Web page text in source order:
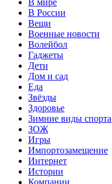
В мире
В России
Вещи
Военные новости
Волейбол
Гаджеты
Дети
Дом и сад
Еда
Звёзды
Здоровье
Зимние виды спорта
ЗОЖ
Игры
Импортозамещение
Интернет
Истории